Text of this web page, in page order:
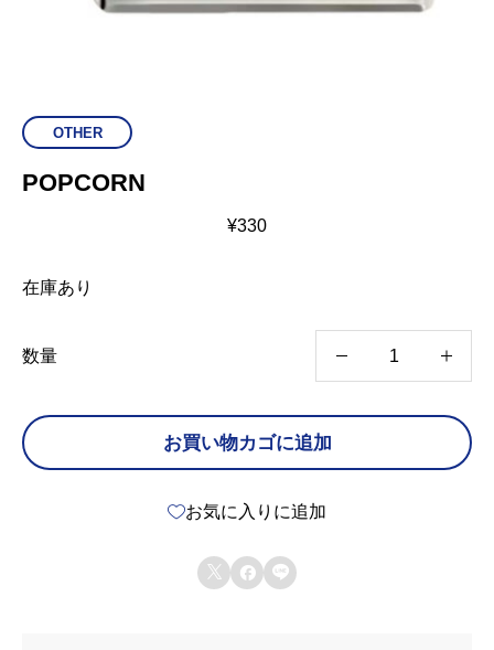
OTHER
POPCORN
¥330
在庫あり
数量
O
P
お買い物カゴに追加
お気に入りに追加
  